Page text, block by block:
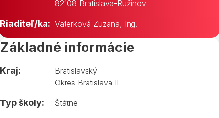
82108 Bratislava-Ružinov
Riaditeľ/ka: Vaterková Zuzana, Ing.
Základné informácie
Kraj:
Bratislavský
Okres Bratislava II
Typ školy: Štátne